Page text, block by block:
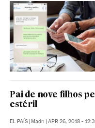
Pai de nove filhos
estéril
EL PAÍS | Madri | APR 26, 2018 -